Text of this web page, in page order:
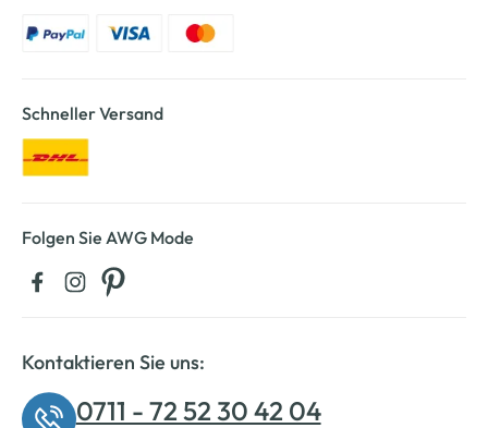
Schneller Versand
Folgen Sie AWG Mode
Kontaktieren Sie uns:
0711 - 72 52 30 42 04